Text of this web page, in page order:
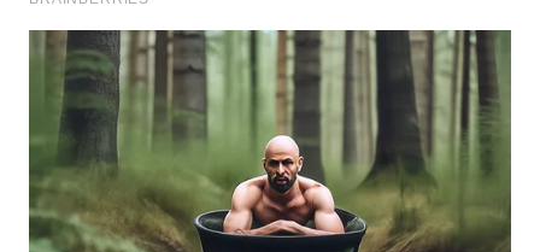
Para funcionar bem, a madeira precisa de
manutenção. Não basta lavar e guardar molhada
dentro do armário. O cuidado correto mantém a